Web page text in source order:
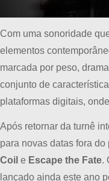
Com uma sonoridade
elementos
marcada por peso,
conjunto de
plataformas digitais,
Após retornar da turnê
para novas datas fora
Coil e Escape the Fate.
lançado ainda este ano